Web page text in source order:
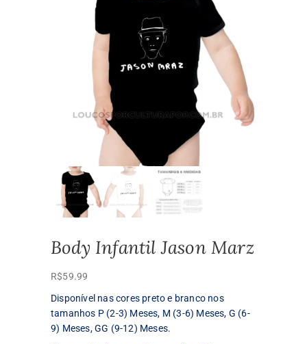
Body Infantil Jason Marz
R$59.99
Disponível nas cores preto e branco nos
tamanhos P (2-3) Meses, M (3-6) Meses, G (6-
9) Meses, GG (9-12) Meses.